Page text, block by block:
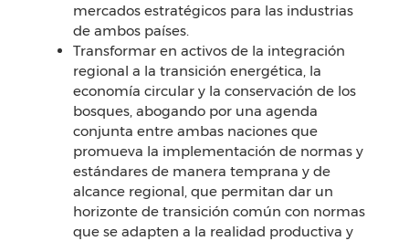
mercados estratégicos para las industrias
de ambos países.
Transformar en activos de la integración
regional a la transición energética, la
economía circular y la conservación de los
bosques, abogando por una agenda
conjunta entre ambas naciones que
promueva la implementación de normas y
estándares de manera temprana y de
alcance regional, que permitan dar un
horizonte de transición común con normas
que se adapten a la realidad productiva y